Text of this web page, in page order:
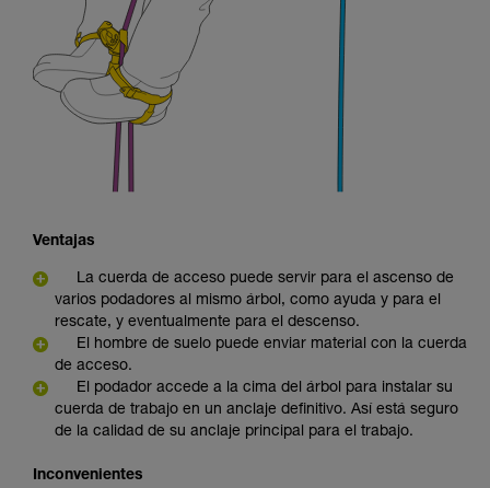
Ventajas
La cuerda de acceso puede servir para el ascenso de
varios podadores al mismo árbol, como ayuda y para el
rescate, y eventualmente para el descenso.
El hombre de suelo puede enviar material con la cuerda
de acceso.
El podador accede a la cima del árbol para instalar su
cuerda de trabajo en un anclaje definitivo. Así está seguro
de la calidad de su anclaje principal para el trabajo.
Inconvenientes